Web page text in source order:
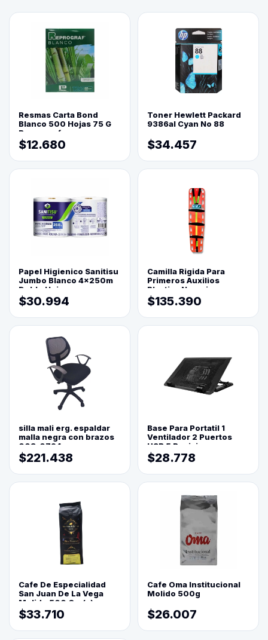
Resmas Carta Bond
Blanco 500 Hojas 75 G
Reprograf.
$12.680
Toner Hewlett Packard
9386al Cyan No 88
$34.457
Papel Higienico Sanitisu
Jumbo Blanco 4x250m
Doble Hoja
$30.994
Camilla Rigida Para
Primeros Auxilios
Plastica Naranja
$135.390
silla mali erg. espaldar
malla negra con brazos
003-0794
$221.438
Base Para Portatil 1
Ventilador 2 Puertos
USB 5 Posiciones
$28.778
Cafe De Especialidad
San Juan De La Vega
Molido 500 Grs(=)
$33.710
Cafe Oma Institucional
Molido 500g
$26.007